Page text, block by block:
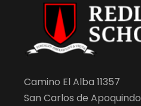
Camino El Alba 11357
San Carlos de Apoquindo